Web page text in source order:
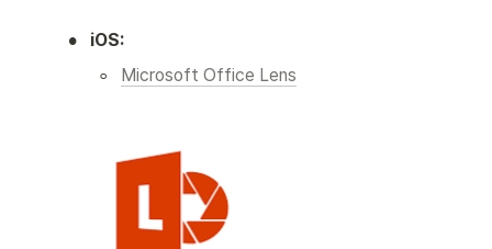
• iOS:
◦ Microsoft Office Lens